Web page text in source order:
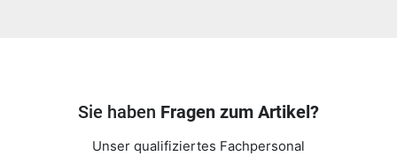
Sie haben Fragen zum Artikel?
Unser qualifiziertes Fachpersonal